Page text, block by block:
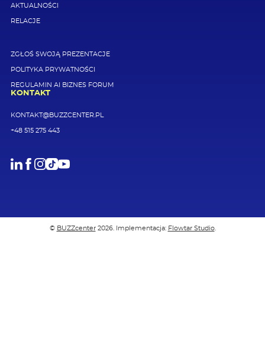
AKTUALNOŚCI
RELACJE
ZGŁOŚ SWOJĄ PREZENTACJE
POLITYKA PRYWATNOŚCI
REGULAMIN AI BIZNES FORUM
KONTAKT
KONTAKT@BUZZCENTER.PL
+48 515 275 443
LinkedInFacebook
Instagram
© BUZZcenter2026. Implementacja: Flowtar Studio.